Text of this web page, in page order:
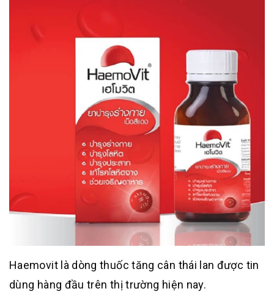
Haemovit là dòng thuốc tăng cân thái lan được tin
dùng hàng đầu trên thị trường hiện nay.